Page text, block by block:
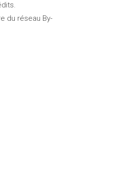
du réseau By-